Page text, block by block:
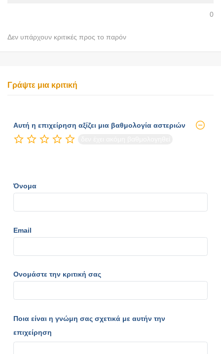
0
Δεν υπάρχουν κριτικές προς το παρόν
Γράψτε μια κριτική
Αυτή η επιχείρηση αξίζει μια βαθμολογία αστεριών
Όνομα
Email
Ονομάστε την κριτική σας
Ποια είναι η γνώμη σας σχετικά με αυτήν την
επιχείρηση